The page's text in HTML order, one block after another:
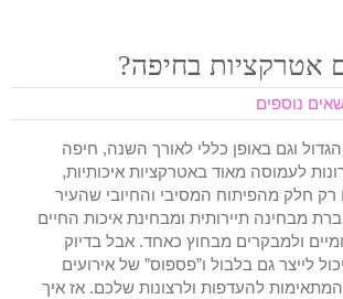
אטרקציות בחיפה?
נוספים
וגם באופן כללי לאורך השנה, חיפה
לעמוסה מאוד באטרקציות איכותיות,
רק חלק מהפיתוח המסיבי והחיובי שהעיר
מבחינה תיירותית ומבחינת איכות החיים
ולמבקרים מבחוץ כאחד. אבל בדיוק
לייצר גם בלבול ו”פספוס” של אירועים
המתאימות להעדפות ולרצונות שלכם. אז איך